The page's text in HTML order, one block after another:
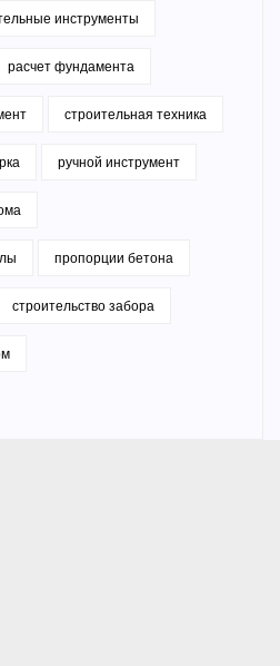
инструменты
расчет фундамента
строительная техника
ручной инструмент
пропорции бетона
строительство забора